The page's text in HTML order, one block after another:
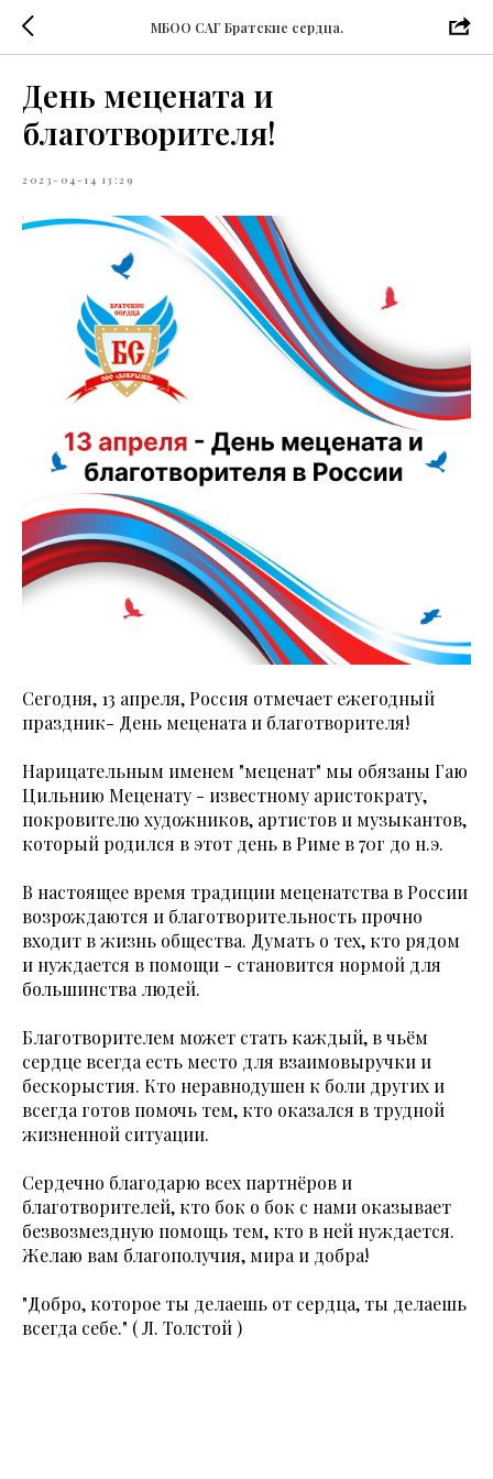
МБОО САГ Братские сердца.
День мецената и
благотворителя!
2023-04-14 13:29
Сегодня, 13 апреля, Россия отмечает ежегодный
праздник- День мецената и благотворителя!
Нарицательным именем "меценат" мы обязаны Гаю
Цильнию Меценату - известному аристократу,
покровителю художников, артистов и музыкантов,
который родился в этот день в Риме в 70г до н.э.
В настоящее время традиции меценатства в России
возрождаются и благотворительность прочно
входит в жизнь общества. Думать о тех, кто рядом
и нуждается в помощи - становится нормой для
большинства людей.
Благотворителем может стать каждый, в чьём
сердце всегда есть место для взаимовыручки и
бескорыстия. Кто неравнодушен к боли других и
всегда готов помочь тем, кто оказался в трудной
жизненной ситуации.
Сердечно благодарю всех партнёров и
благотворителей, кто бок о бок с нами оказывает
безвозмездную помощь тем, кто в ней нуждается.
Желаю вам благополучия, мира и добра!
"Добро, которое ты делаешь от сердца, ты делаешь
всегда себе." ( Л. Толстой )